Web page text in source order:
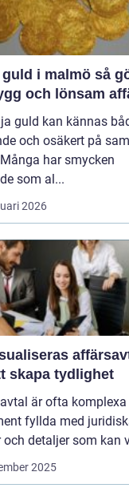
i malmö så gör du
och lönsam
guld kan kännas
och osäkert på
har smycken
som al...
2026
skapa tydlighet
är ofta komplexa
fyllda med
och detaljer som kan
2025